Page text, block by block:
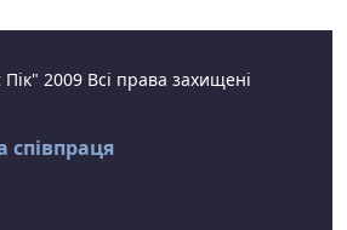
2009 Всі права захищені
співпраця